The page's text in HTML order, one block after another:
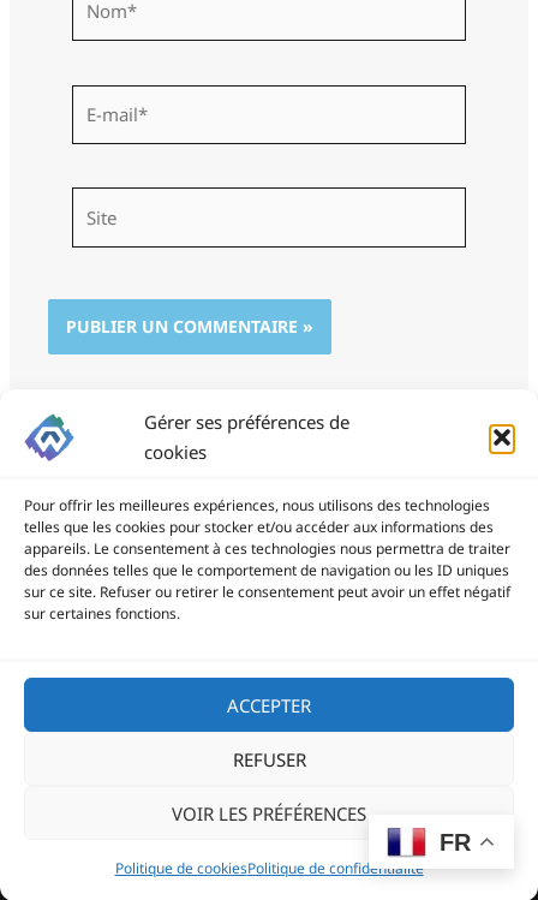
Gérer ses préférences de
cookies
Pour offrir les meilleures expériences, nous utilisons des technologies
telles que les cookies pour stocker et/ou accéder aux informations des
appareils. Le consentement à ces technologies nous permettra de traiter
des données telles que le comportement de navigation ou les ID uniques
sur ce site. Refuser ou retirer le consentement peut avoir un effet négatif
sur certaines fonctions.
ACCEPTER
REFUSER
VOIR LES PRÉFÉRENCES
Politique de cookiesPolitique de confidentialité
mail*
ProSite - 06 85 94 34 21
prositegestion@gmail.com
Copyright © 2026
Politique de cookies (UE)
FR